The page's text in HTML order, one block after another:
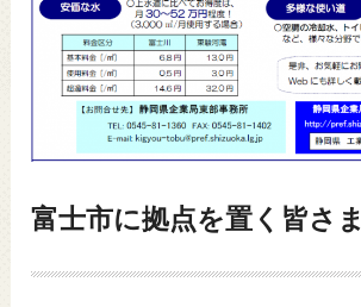
富士市に拠点を置く皆さま